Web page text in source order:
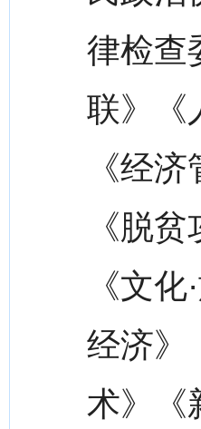
律检查
联》《
《经
《脱
《文
经济》
术》《